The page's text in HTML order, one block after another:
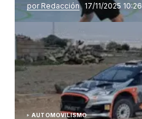
por Redacción 17/11/2025 10:26
AUTOMOVILISMO